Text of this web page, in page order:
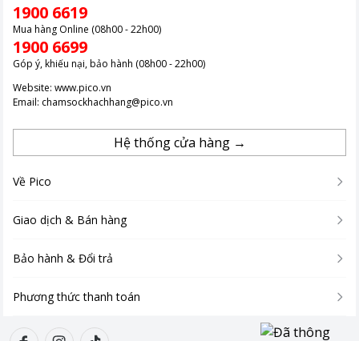
1900 6619
Mua hàng Online (08h00 - 22h00)
1900 6699
Góp ý, khiếu nại, bảo hành (08h00 - 22h00)
Website: www.pico.vn
Email: chamsockhachhang@pico.vn
Hệ thống cửa hàng →
Về Pico
Giao dịch & Bán hàng
Bảo hành & Đổi trả
Phương thức thanh toán